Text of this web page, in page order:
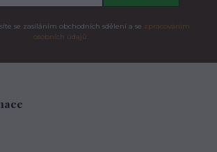
se zasíláním obchodních sdělení a se zpracováním
osobních údajů.